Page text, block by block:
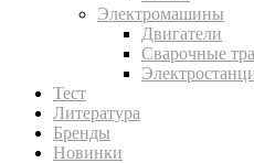
Электромашины
Двигатели
Сварочные
Тест
Литература
Бренды
Новинки